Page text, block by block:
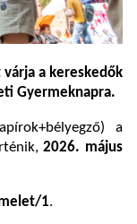
a kereskedők
Gyermeknapra.
a
2026. május
1.